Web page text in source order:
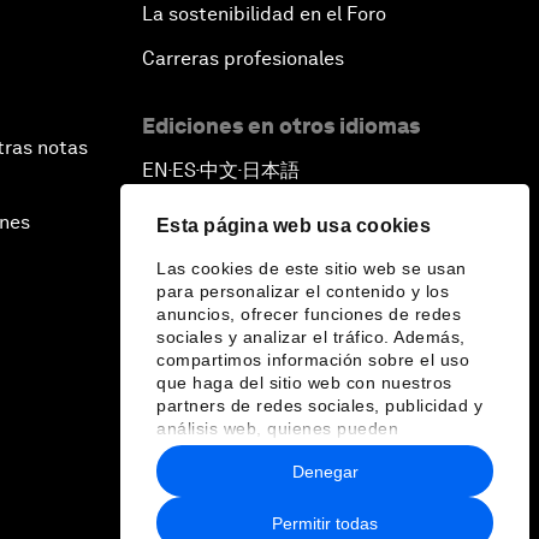
Esta página web usa cookies
Las cookies de este sitio web se usan
para personalizar el contenido y los
anuncios, ofrecer funciones de redes
sociales y analizar el tráfico. Además,
compartimos información sobre el uso
que haga del sitio web con nuestros
partners de redes sociales, publicidad y
análisis web, quienes pueden
combinarla con otra información que les
haya proporcionado o que hayan
recopilado a partir del uso que haya
hecho de sus servicios.
Permitir todas
Denegar
notas
La sostenibilidad en el Foro
Carreras profesionales
Ediciones en otros idiomas
EN ▪ ES▪中文▪ 日本語